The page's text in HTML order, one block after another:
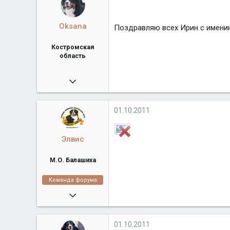
Город
Oksana
Костромская
область
27.11.2009
2 938
Поздравляю всех Ирин с
Элвис
М.О. Балашиха
Команда форума
16.02.2008
38 918
01.10.2011
01.10.2011